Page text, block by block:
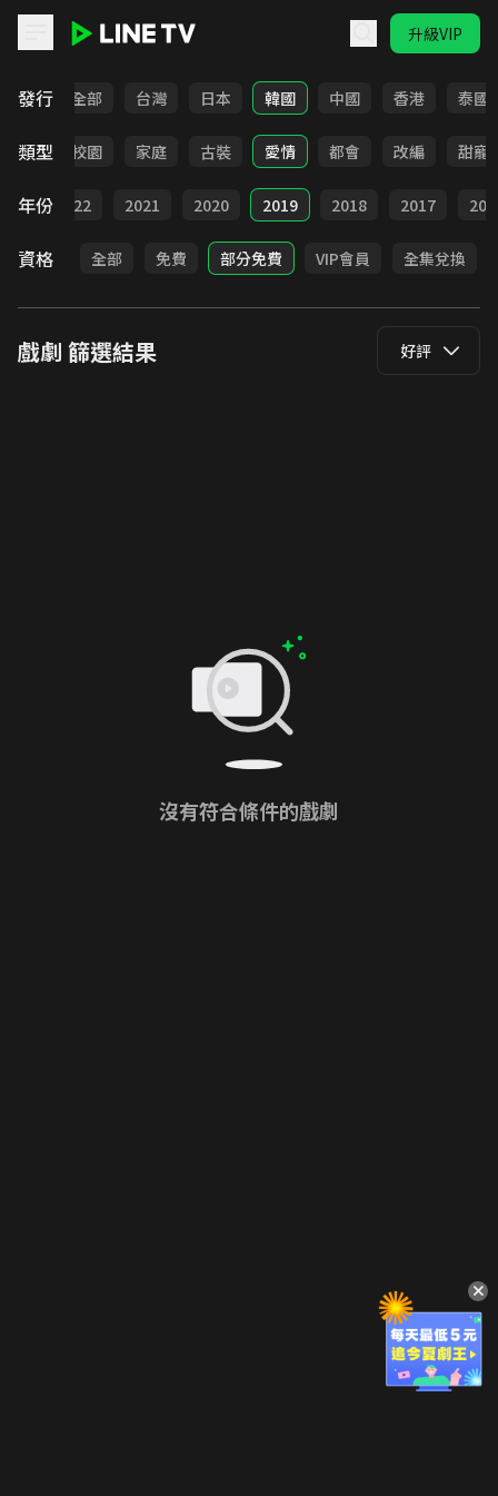
升級VIP
發行 全部 台灣 日本 韓國 中國 香港 泰國
類型
職場 校園 家庭 古裝 愛情 都會 改編 甜寵
年份 2022 2021 2020 2019 2018 2017
資格 全部 免費 部分免費 VIP會員 全集兌換
戲劇 篩選結果 好評
沒有符合條件的戲劇